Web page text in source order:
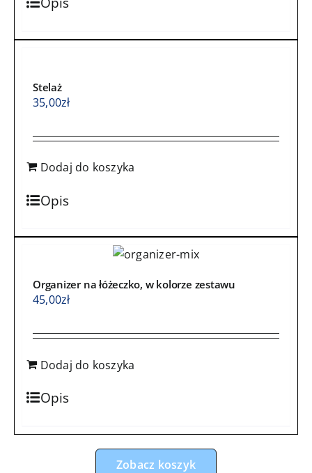
Stelaż
35,00zł
Dodaj do koszyka
Opis
Organizer na łóżeczko, w kolorze zestawu
45,00zł
Dodaj do koszyka
Opis
Zobacz koszyk